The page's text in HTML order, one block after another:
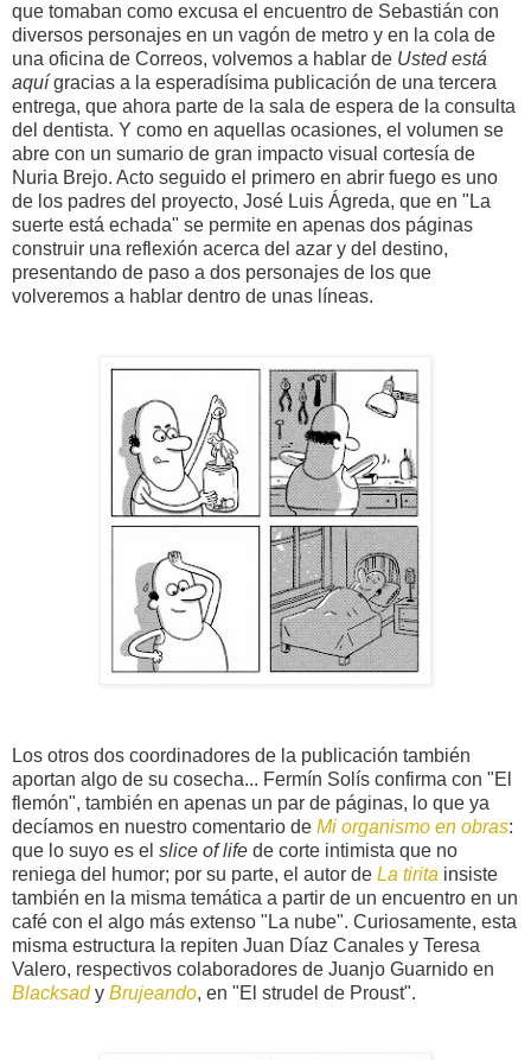
que tomaban como excusa el encuentro de Sebastián con
diversos personajes en un vagón de metro y en la cola de
una oficina de Correos, volvemos a hablar de Usted está
aquígracias a la esperadísima publicación de una tercera
entrega, que ahora parte de la sala de espera de la consulta
del dentista. Y como en aquellas ocasiones, el volumen se
abre con un sumario de gran impacto visual cortesía de
Nuria Brejo. Acto seguido el primero en abrir fuego es uno
de los padres del proyecto, José Luis Ágreda, que en "La
suerte está echada" se permite en apenas dos páginas
construir una reflexión acerca del azar y del destino,
presentando de paso a dos personajes de los que
volveremos a hablar dentro de unas líneas.
Los otros dos coordinadores de la publicación también
aportan algo de su cosecha... Fermín Solís confirma con "El
flemón", también en apenas un par de páginas, lo que ya
decíamos en nuestro comentario de Mi organismo en obras:
que lo suyo es el slice of life de corte intimista que no
reniega del humor; por su parte, el autor de La tirita insiste
también en la misma temática a partir de un encuentro en un
café con el algo más extenso "La nube". Curiosamente, esta
misma estructura la repiten Juan Díaz Canales y Teresa
Valero, respectivos colaboradores de Juanjo Guarnido en
Blacksady Brujeando, en "El strudel de Proust".